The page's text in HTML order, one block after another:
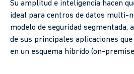
Su amplitud e inteligencia hacen
ideal para centros de datos multi-
modelo de seguridad segmentada,
de sus principales aplicaciones
en un esquema hibrído (on-